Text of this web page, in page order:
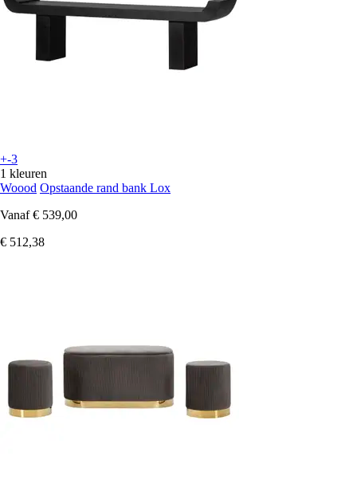
+-3
1 kleuren
Woood Opstaande rand bank Lox
Vanaf € 539,00
€ 512,38